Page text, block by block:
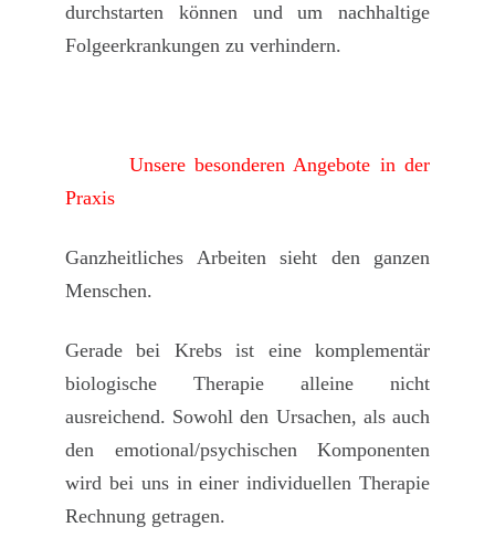
durchstarten können und um nachhaltige
Folgeerkrankungen zu verhindern.
Unsere besonderen Angebote in der
Praxis
Ganzheitliches Arbeiten sieht den ganzen
Menschen.
Gerade bei Krebs ist eine komplementär
biologische Therapie alleine nicht
ausreichend. Sowohl den Ursachen, als auch
den emotional/psychischen Komponenten
wird bei uns in einerindividuellen Therapie
Rechnung getragen.